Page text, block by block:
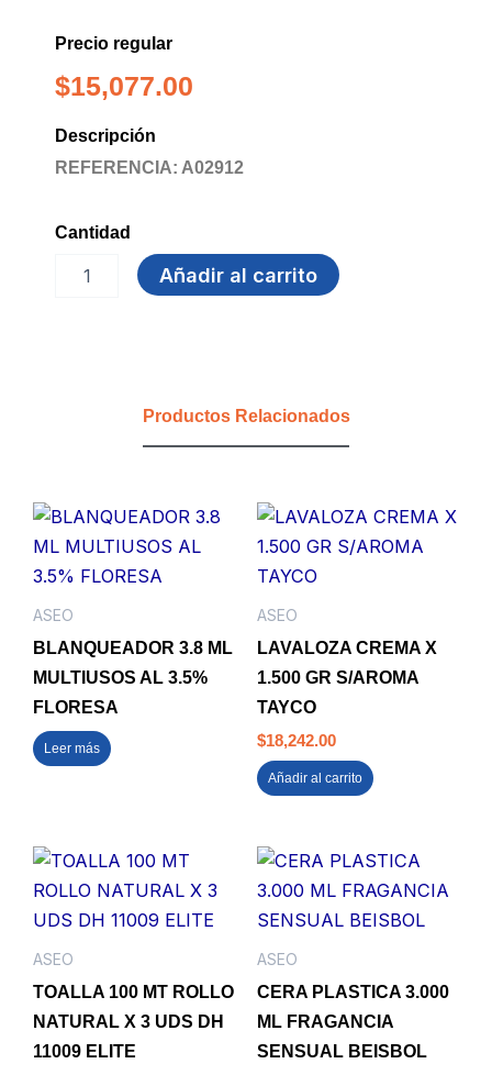
Precio regular
$15,077.00
Descripción
REFERENCIA: A02912
Cantidad
ELIMINADOR
OLORES
Añadir al carrito
Productos Relacionados
ASEO
BLANQUEADOR 3.8 ML
MULTIUSOS AL 3.5%
FLORESA
Leer más
ASEO
LAVALOZA CREMA X
1.500 GR S/AROMA
TAYCO
$18,242.00
Añadir al carrito
ASEO
TOALLA 100 MT ROLLO
NATURAL X 3 UDS DH
11009 ELITE
ASEO
CERA PLASTICA 3.000
ML FRAGANCIA
SENSUAL BEISBOL